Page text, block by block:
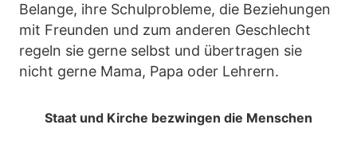
Belange, ihre Schulprobleme, die Beziehungen
mit Freunden und zum anderen Geschlecht
regeln sie gerne selbst und übertragen sie
nicht gerne Mama, Papa oder Lehrern.
Staat und Kirche bezwingen die Menschen